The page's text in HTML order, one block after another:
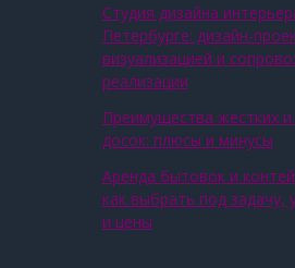
Студия дизайна
Петербурге: дизайн-
визуализацией и
реализации
Преимущества жестких и
досок: плюсы и минусы
Аренда бытовок и
как выбрать под задачу,
и цены